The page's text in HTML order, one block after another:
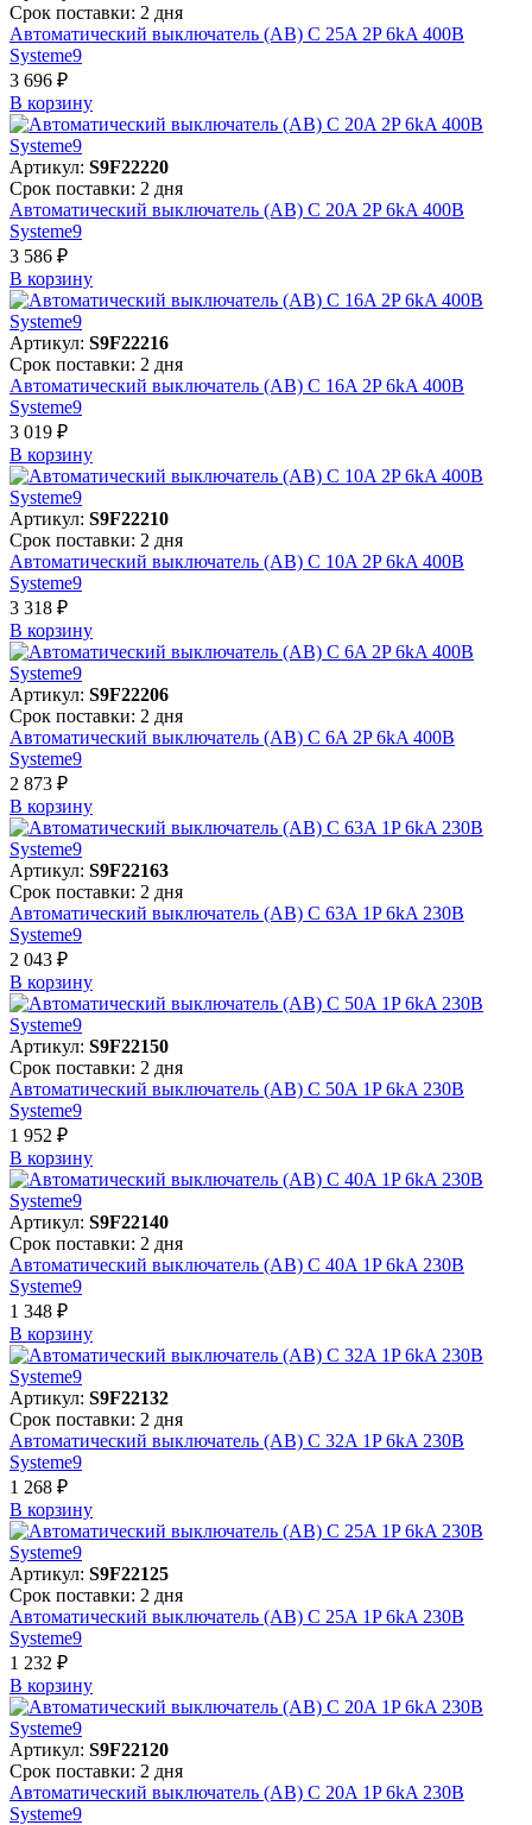
Срок поставки: 2 дня
Автоматический выключатель (АВ) C 25A 2P 6kA 400В
Systeme9
3 696 ₽
В корзинy
Артикул: S9F22220
Срок поставки: 2 дня
Автоматический выключатель (АВ) C 20A 2P 6kA 400В
Systeme9
3 586 ₽
В корзинy
Артикул: S9F22216
Срок поставки: 2 дня
Автоматический выключатель (АВ) C 16A 2P 6kA 400В
Systeme9
3 019 ₽
В корзинy
Артикул: S9F22210
Срок поставки: 2 дня
Автоматический выключатель (АВ) C 10A 2P 6kA 400В
Systeme9
3 318 ₽
В корзинy
Артикул: S9F22206
Срок поставки: 2 дня
Автоматический выключатель (АВ) C 6A 2P 6kA 400В
Systeme9
2 873 ₽
В корзинy
Артикул: S9F22163
Срок поставки: 2 дня
Автоматический выключатель (АВ) C 63A 1P 6kA 230В
Systeme9
2 043 ₽
В корзинy
Артикул: S9F22150
Срок поставки: 2 дня
Автоматический выключатель (АВ) C 50A 1P 6kA 230В
Systeme9
1 952 ₽
В корзинy
Артикул: S9F22140
Срок поставки: 2 дня
Автоматический выключатель (АВ) C 40A 1P 6kA 230В
Systeme9
1 348 ₽
В корзинy
Артикул: S9F22132
Срок поставки: 2 дня
Автоматический выключатель (АВ) C 32A 1P 6kA 230В
Systeme9
1 268 ₽
В корзинy
Артикул: S9F22125
Срок поставки: 2 дня
Автоматический выключатель (АВ) C 25A 1P 6kA 230В
Systeme9
1 232 ₽
В корзинy
Артикул: S9F22120
Срок поставки: 2 дня
Автоматический выключатель (АВ) C 20A 1P 6kA 230В
Systeme9